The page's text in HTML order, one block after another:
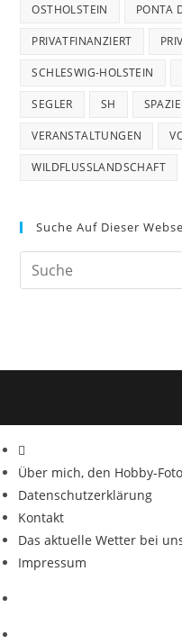
OSTHOLSTEIN PONTA
PRIVATFINANZIERT
SCHLESWIG-HOLSTEIN
SEGLER SH
VERANSTALTUNGEN
WILDFLUSSLANDSCHAFT
Suche Auf Dieser
Über mich, den Hobby-
Datenschutzerklärung
Kontakt
Das aktuelle Wetter bei
Impressum